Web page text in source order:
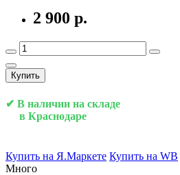
2 900 р.
Купить
✔ В наличии на складе
в Краснодаре
Купить на Я.Маркете Купить на WB
Много